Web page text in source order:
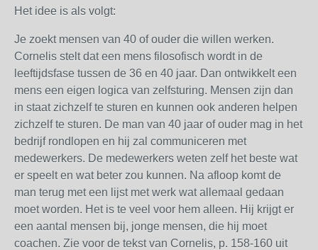
Het idee is als volgt:
Je zoekt mensen van 40 of ouder die willen werken.
Cornelis stelt dat een mens filosofisch wordt in de
leeftijdsfase tussen de 36 en 40 jaar. Dan ontwikkelt een
mens een eigen logica van zelfsturing. Mensen zijn dan
in staat zichzelf te sturen en kunnen ook anderen helpen
zichzelf te sturen. De man van 40 jaar of ouder mag in het
bedrijf rondlopen en hij zal communiceren met
medewerkers. De medewerkers weten zelf het beste wat
er speelt en wat beter zou kunnen. Na afloop komt de
man terug met een lijst met werk wat allemaal gedaan
moet worden. Het is te veel voor hem alleen. Hij krijgt er
een aantal mensen bij, jonge mensen, die hij moet
coachen. Zie voor de tekst van Cornelis, p. 158-160 uit